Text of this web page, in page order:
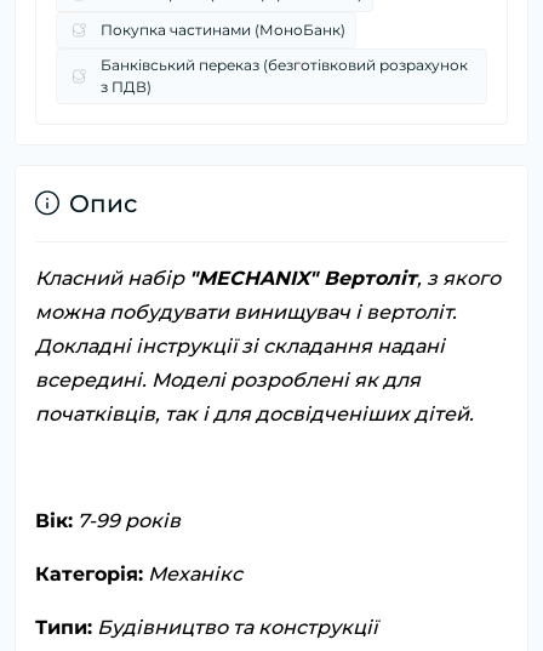
Покупка частинами (МоноБанк)
Банківський переказ (безготівковий розрахунок
з ПДВ)
Опис
Класний набір "MECHANIX" Вертоліт, з якого
можна побудувати винищувач і вертоліт.
Докладні інструкції зі складання надані
всередині. Моделі розроблені як для
початківців, так і для досвідченіших дітей.
Вік: 7-99 років
Категорія: Механікс
Типи: Будівництво та конструкції